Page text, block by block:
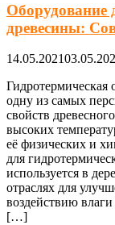
Оборудование
древесины:
14.05.2021
Гидротермическая
одну из самых
свойств
высоких
её физических и
для
используется в
отраслях для
воздействию
[…]